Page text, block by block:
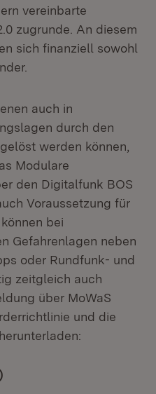
vereinbarte
zugrunde. An diesem
sich finanziell sowohl
auch in
durch den
werden können,
Modulare
den Digitalfunk BOS
Voraussetzung für
bei
Gefahrenlagen neben
oder Rundfunk- und
zeitgleich auch
über MoWaS
und die